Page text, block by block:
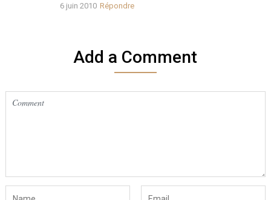
6 juin 2010 Répondre
Add a Comment